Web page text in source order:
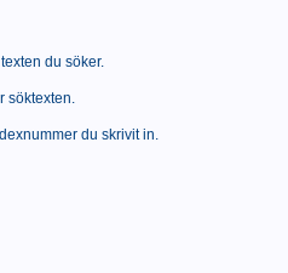
du söker.
söktexten.
du skrivit in.